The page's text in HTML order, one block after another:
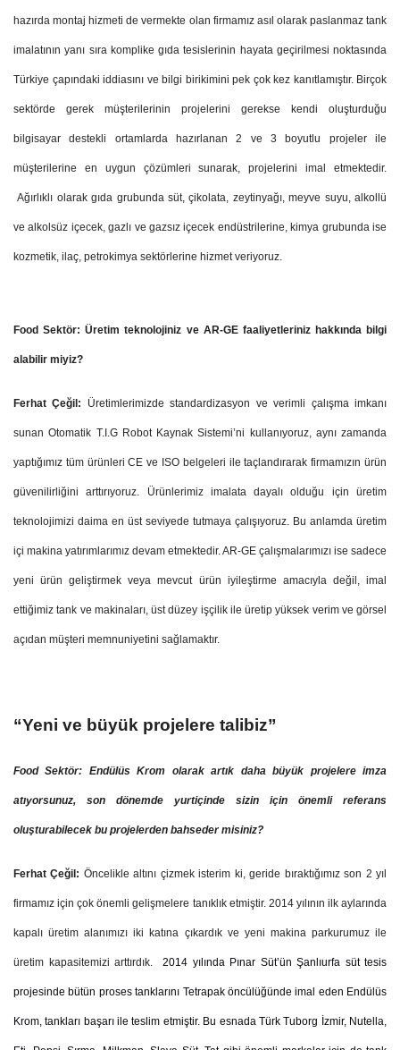
hazırda montaj hizmeti de vermekte olan firmamız asıl olarak paslanmaz tank
imalatının yanı sıra komplike gıda tesislerinin hayata geçirilmesi noktasında
Türkiye çapındaki iddiasını ve bilgi birikimini pek çok kez kanıtlamıştır. Birçok
sektörde gerek müşterilerinin projelerini gerekse kendi oluşturduğu
bilgisayar destekli ortamlarda hazırlanan 2 ve 3 boyutlu projeler ile
müşterilerine en uygun çözümleri sunarak, projelerini imal etmektedir.
Ağırlıklı olarak gıda grubunda süt, çikolata, zeytinyağı, meyve suyu, alkollü
ve alkolsüz içecek, gazlı ve gazsız içecek endüstrilerine, kimya grubunda ise
kozmetik, ilaç, petrokimya sektörlerine hizmet veriyoruz.
Food Sektör:Üretim teknolojiniz ve AR-GE faaliyetleriniz hakkında bilgi
alabilir miyiz?
Ferhat Çeğil: Üretimlerimizde standardizasyon ve verimli çalışma imkanı
sunan Otomatik T.I.G Robot Kaynak Sistemi’ni kullanıyoruz, aynı zamanda
yaptığımız tüm ürünleri CE ve ISO belgeleri ile taçlandırarak firmamızın ürün
güvenilirliğini arttırıyoruz. Ürünlerimiz imalata dayalı olduğu için üretim
teknolojimizi daima en üst seviyede tutmaya çalışıyoruz. Bu anlamda üretim
içi makina yatırımlarımız devam etmektedir. AR-GE çalışmalarımızı ise sadece
yeni ürün geliştirmek veya mevcut ürün iyileştirme amacıyla değil, imal
ettiğimiz tank ve makinaları, üst düzey işçilik ile üretip yüksek verim ve görsel
açıdan müşteri memnuniyetini sağlamaktır.
“Yeni ve büyük projelere talibiz”
Food Sektör: Endülüs Krom olarak artık daha büyük projelere imza
atıyorsunuz, son dönemde yurtiçinde sizin için önemli referans
oluşturabilecek bu projelerden bahseder misiniz?
Ferhat Çeğil: Öncelikle altını çizmek isterim ki, geride bıraktığımız son 2 yıl
firmamız için çok önemli gelişmelere tanıklık etmiştir. 2014 yılının ilk aylarında
kapalı üretim alanımızı iki katına çıkardık ve yeni makina parkurumuz ile
üretim kapasitemizi arttırdık. 2014 yılında Pınar Süt’ün Şanlıurfa süt tesis
projesinde bütün proses tanklarını Tetrapak öncülüğünde imal eden Endülüs
Krom, tankları başarı ile teslim etmiştir. Bu esnada Türk Tuborg İzmir, Nutella,